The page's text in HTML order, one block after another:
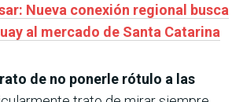
Nueva conexión regional busca
al mercado de Santa Catarina
de no ponerle rótulo a las